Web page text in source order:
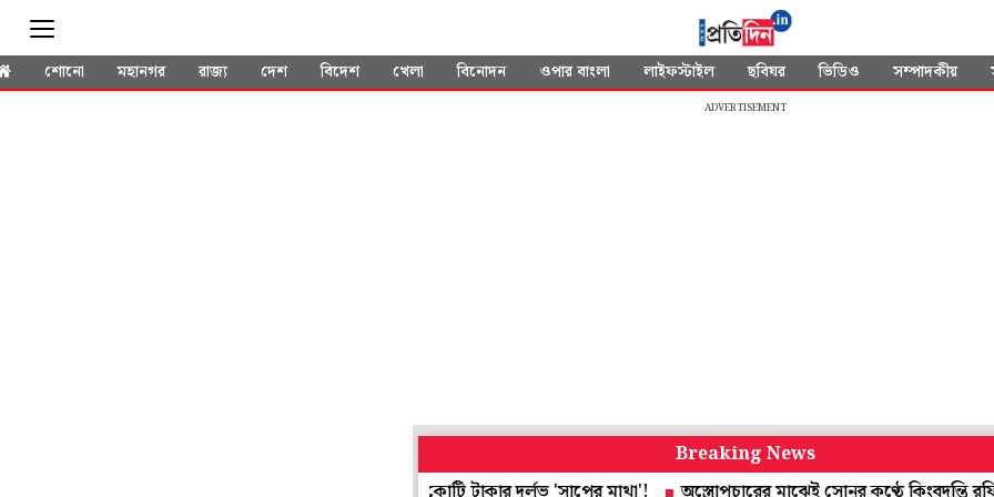
শোনো মহানগর রাজ্য দেশ বিদেশ খেলা বিনোদন ওপার বাংলা লাইফস্টাইল ছবিঘর ভিডিও সম্পাদকীয়
ADVERTISEMENT
Breaking News